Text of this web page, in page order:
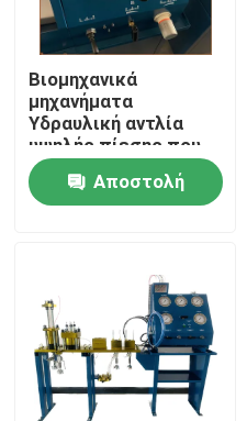
Προϊόντα
Βίντεο
Βιομηχανικά
μηχανήματα
Υδραυλική αντλία
υψηλής πίεσης που
χρησιμοποιεί
τοποθέτησηΑποστολή